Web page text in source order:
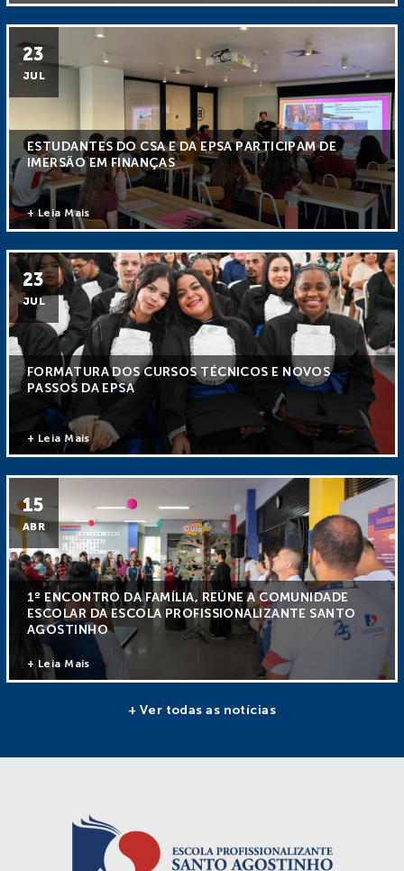
23
JUL
ESTUDANTES DO CSA E DA EPSA PARTICIPAM DE
IMERSÃO EM FINANÇAS
+ Leia Mais
23
JUL
FORMATURA DOS CURSOS TÉCNICOS E NOVOS
PASSOS DA EPSA
+ Leia Mais
15
ABR
1º ENCONTRO DA FAMÍLIA, REÚNE A COMUNIDADE
ESCOLAR DA ESCOLA PROFISSIONALIZANTE SANTO
AGOSTINHO
+ Leia Mais
+ Ver todas as notícias